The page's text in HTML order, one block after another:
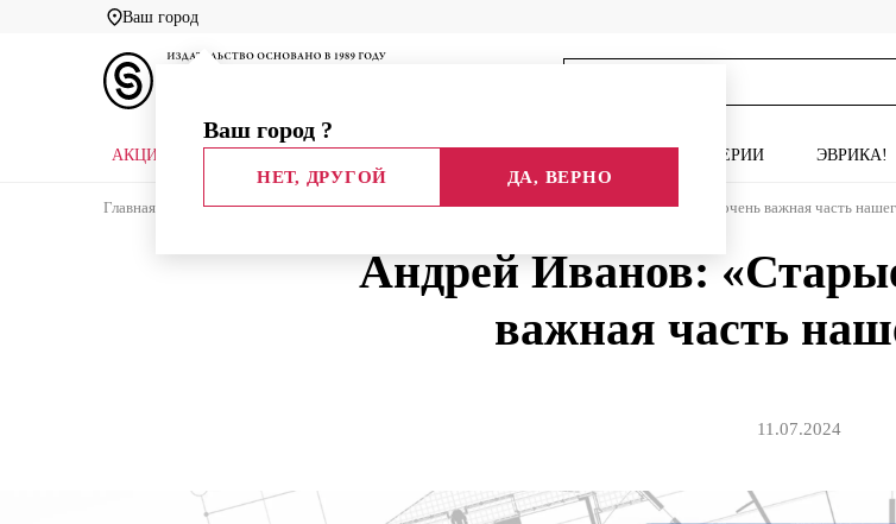
Ваш город
Ваш город ?
НЕТ, ДРУГОЙ ДА, ВЕРНО
АКЦИИ СЕРИИ ЭВРИКА!
Главная Блог издательства Интервью Андрей Иванов: «Старые здания – очень важная часть
Андрей Иванов:
важная часть
11.07.2024